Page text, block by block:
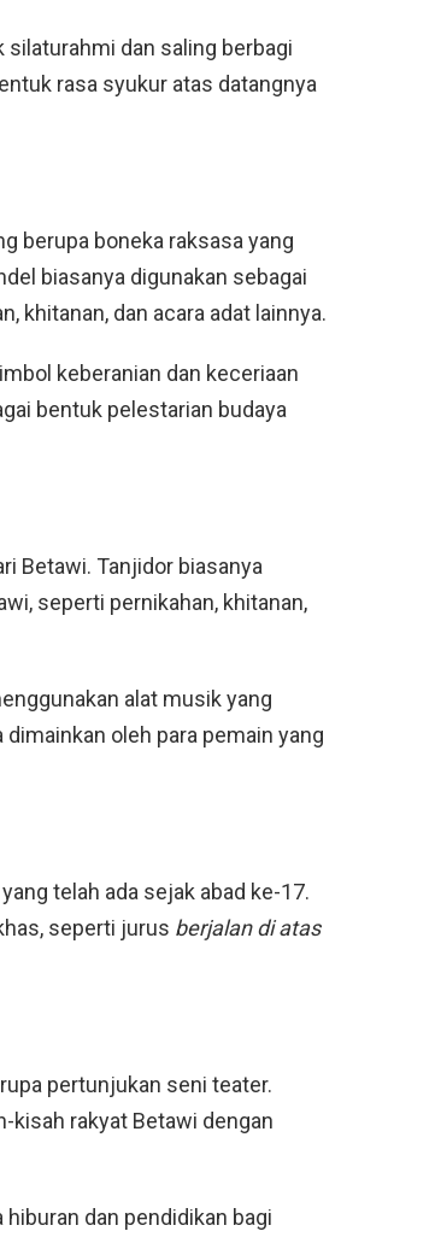
dan saling berbagi
rasa syukur atas datangnya
berupa boneka raksasa yang
biasanya digunakan sebagai
khitanan, dan acara adat lainnya.
keberanian dan keceriaan
bentuk pelestarian budaya
Betawi. Tanjidor biasanya
seperti pernikahan, khitanan,
alat musik yang
oleh para pemain yang
telah ada sejak abad ke-17.
seperti jurus berjalan di atas
pertunjukan seni teater.
kisah rakyat Betawi dengan
dan pendidikan bagi